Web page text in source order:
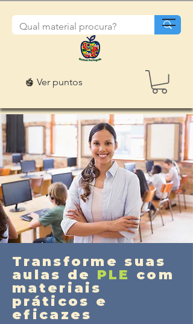
Ver puntos
Transforme suas
aulas de PLE com
materiais
práticos e
eficazes